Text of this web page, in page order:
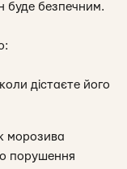
буде безпечним.
дістаєте його
морозива
порушення